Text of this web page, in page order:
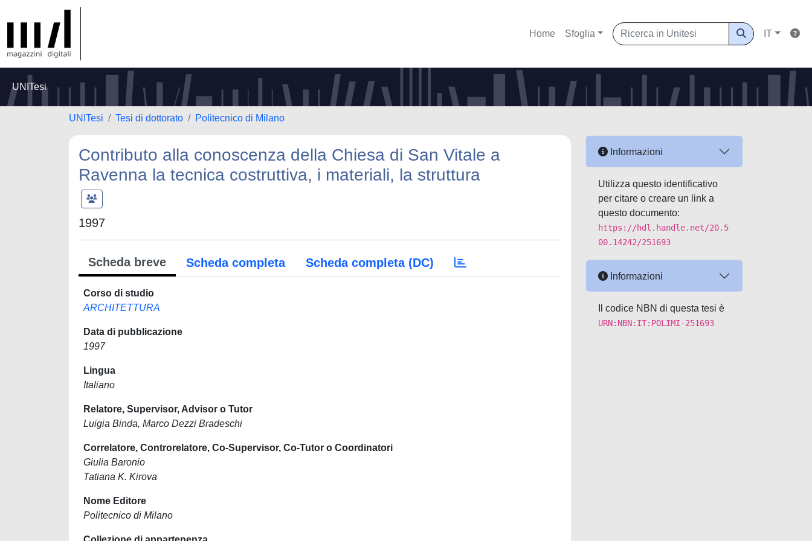
Home Sfoglia IT
UNITesi
UNITesi Tesi di dottorato Politecnico di Milano
Contributo alla conoscenza della Chiesa di San Vitale a
Ravenna la tecnica costruttiva, i materiali, la struttura
1997
Scheda breve Scheda completa Scheda completa (DC)
Corso di studio
ARCHITETTURA
Data di pubblicazione
1997
Lingua
Italiano
Relatore, Supervisor, Advisor o Tutor
Luigia Binda, Marco Dezzi Bradeschi
Correlatore, Controrelatore, Co-Supervisor, Co-Tutor o Coordinatori
Giulia Baronio
Tatiana K. Kirova
Nome Editore
Politecnico di Milano
Informazioni
Utilizza questo identificativo
per citare o creare un link a
questo documento:
https://hdl.handle.net/20.5
00.14242/251693
Informazioni
Il codice NBN di questa tesi è
URN:NBN:IT:POLIMI-251693